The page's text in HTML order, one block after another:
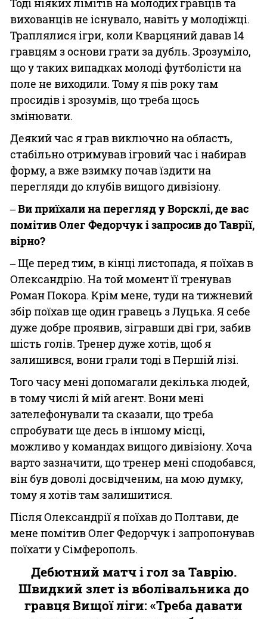
Тоді ніяких лімітів на молодих гравців та
вихованців не існувало, навіть у молодіжці.
Траплялися ігри, коли Кварцяний давав 14
гравцям з основи грати за дубль. Зрозуміло,
що у таких випадках молоді футболісти на
поле не виходили. Тому я пів року там
просидів і зрозумів, що треба щось
змінювати.
Деякий час я грав виключно на область,
стабільно отримував ігровий час і набирав
форму, а вже взимку почав їздити на
перегляди до клубів вищого дивізіону.
‒ Ви приїхали на перегляд у Ворсклі, де вас
помітив Олег Федорчук і запросив до Таврії,
вірно?
‒ Ще перед тим, в кінці листопада, я поїхав в
Олександрію. На той момент її тренував
Роман Покора. Крім мене, туди на тижневий
збір поїхав ще один гравець з Луцька. Я себе
дуже добре проявив, зігравши дві гри, забив
шість голів. Тренер дуже хотів, щоб я
залишився, вони грали тоді в Першій лізі.
Того часу мені допомагали декілька людей,
в тому числі й мій агент. Вони мені
зателефонували та сказали, що треба
спробувати ще десь в іншому місці,
можливо у командах вищого дивізіону. Хоча
варто зазначити, що тренер мені сподобався,
він був доволі досвідченим, на мою думку,
тому я хотів там залишитися.
Після Олександрії я поїхав до Полтави, де
мене помітив Олег Федорчук і запропонував
поїхати у Сімферополь.
Дебютний матч і гол за Таврію.
Швидкий злет із вболівальника до
гравця Вищої ліги: «Треба давати